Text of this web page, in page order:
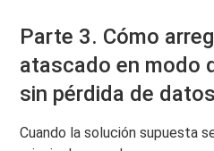
Parte 3. Cómo
atascado en modo
sin pérdida de datos
Cuando la solución supuesta